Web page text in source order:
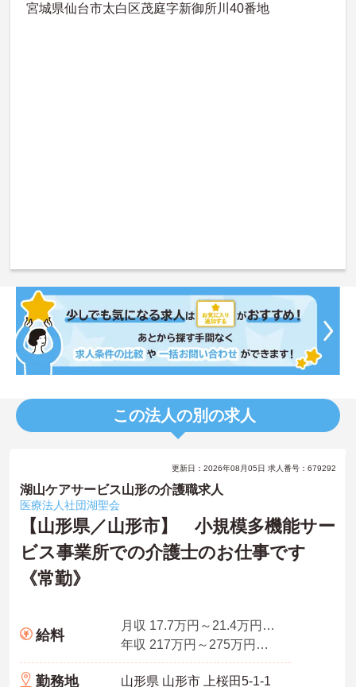
宮城県仙台市太白区茂庭字新御所川40番地
この法人の別の求人
更新日：2026年08月05日 求人番号：679292
湖山ケアサービス山形の介護職求人
医療法人社団湖聖会
【山形県／山形市】 小規模多機能サー
ビス事業所での介護士のお仕事です
《常勤》
給料
月収 17.7万円～21.4万円程度
年収 217万円～275万円程度
勤務地 山形県 山形市 上桜田5-1-1